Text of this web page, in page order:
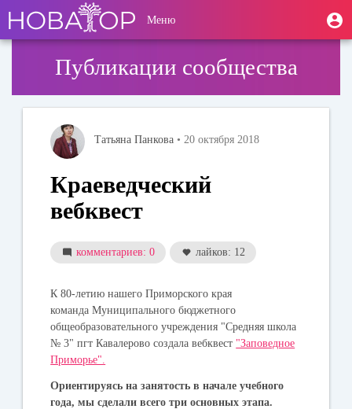
основному
содержанию
User
account
Меню
Публикации сообщества
Татьяна Панкова • 20 октября 2018
Краеведческий
вебквест
комментариев: 0 лайков: 12
К 80-летию нашего Приморского края
командаМуниципального бюджетного
общеобразовательного учреждения "Средняя школа
№ 3" пгт Кавалерово создала вебквест "Заповедное
Приморье".
Ориентируясь на занятость в начале учебного
года, мы сделали всего три основных этапа.